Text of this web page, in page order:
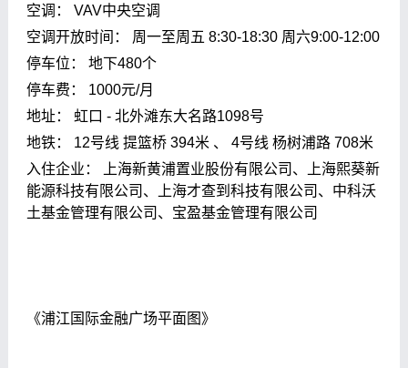
空调： VAV中央空调
空调开放时间： 周一至周五 8:30-18:30 周六9:00-12:00
停车位： 地下480个
停车费： 1000元/月
地址： 虹口 - 北外滩东大名路1098号
地铁： 12号线 提篮桥 394米 、 4号线 杨树浦路 708米
入住企业： 上海新黄浦置业股份有限公司、上海熙葵新
能源科技有限公司、上海才查到科技有限公司、中科沃
土基金管理有限公司、宝盈基金管理有限公司
《浦江国际金融广场平面图》